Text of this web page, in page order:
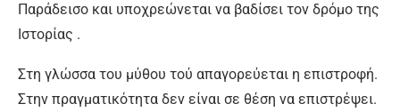
Παράδεισο και υποχρεώνεται να βαδίσει τον δρόμο της
Ιστορίας .
Στη γλώσσα του μύθου τού απαγορεύεται η επιστροφή.
Στην πραγματικότητα δεν είναι σε θέση να επιστρέψει.